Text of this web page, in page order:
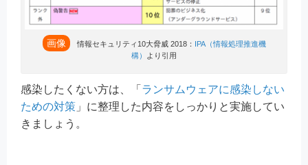
画像 情報セキュリティ10大脅威 2018： IPA（情報処理推進機
構）
より引用
感染したくない方は、「 ランサムウェアに感染しない
ための対策 」に整理した内容をしっかりと実施してい
きましょう。